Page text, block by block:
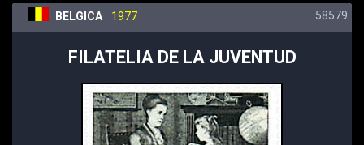
BELGICA 1977 58579
FILATELIA DE LA JUVENTUD